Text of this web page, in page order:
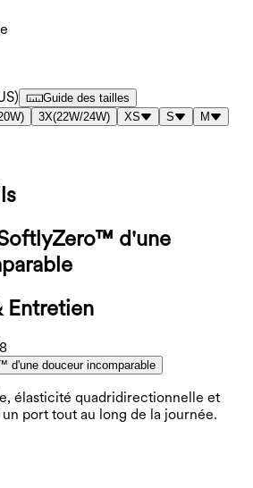
)
Guide des tailles
) 3X(22W/24W) XS S
M
d'une
Entretien
d'une douceur incomparable
élasticité quadridirectionnelle et
port tout au long de la journée.